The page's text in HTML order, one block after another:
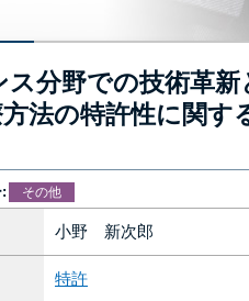
ス分野での技術革
法の特許性に関す
その他
小野 新次郎
特許